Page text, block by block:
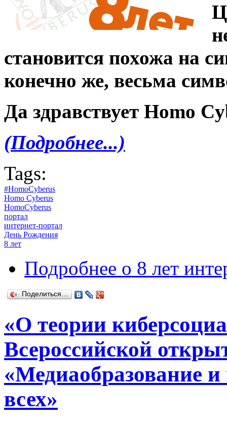
становится похожа на
конечно же, весьма
Да здравствует Homo
(Подробнее...)
Tags:
#HomoCyberus
Homo Cyberus
HomoCyberus
портал
интернет-портал
День Рождения
8 лет
Подробнее о 8 лет
Поделиться…
«О теории
Всероссийской
«Медиаобразование
всех»